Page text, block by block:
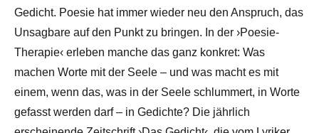
Gedicht. Poesie hat immer wieder neu den Anspruch, das
Unsagbare auf den Punkt zu bringen. In der ›Poesie-
Therapie‹ erleben manche das ganz konkret: Was
machen Worte mit der Seele – und was macht es mit
einem, wenn das, was in der Seele schlummert, in Worte
gefasst werden darf – in Gedichte? Die jährlich